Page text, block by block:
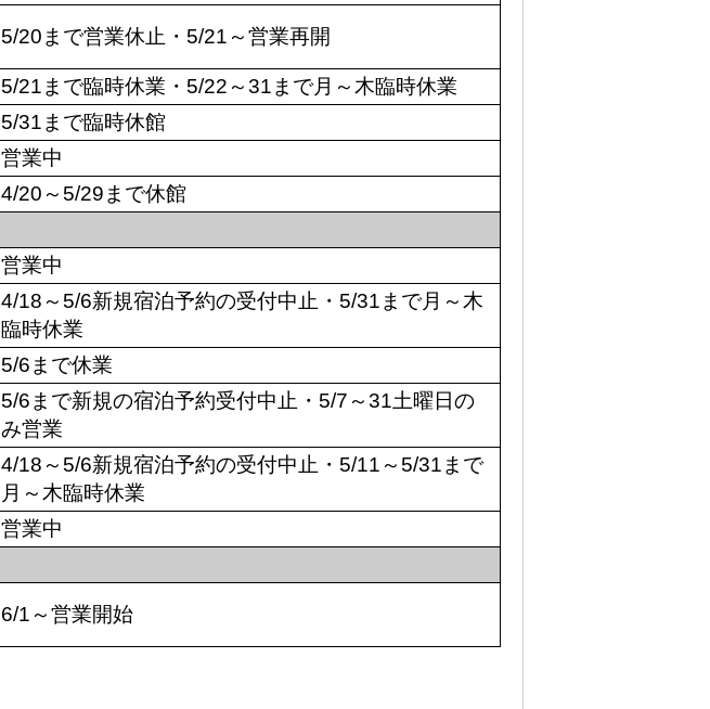
5/20まで営業休止・5/21～営業再開
5/21まで臨時休業・5/22～31まで月～木臨時休業
5/31まで臨時休館
営業中
4/20～5/29まで休館
営業中
4/18～5/6新規宿泊予約の受付中止・5/31まで月～木
臨時休業
5/6まで休業
5/6まで新規の宿泊予約受付中止・5/7～31土曜日の
み営業
4/18～5/6新規宿泊予約の受付中止・5/11～5/31まで
月～木臨時休業
営業中
6/1～営業開始